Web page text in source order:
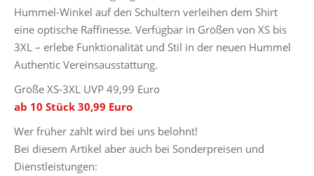
Hummel-Winkel auf den Schultern verleihen dem Shirt
eine optische Raffinesse. Verfügbar in Größen von XS bis
3XL – erlebe Funktionalität und Stil in der neuen Hummel
Authentic Vereinsausstattung.
Größe XS-3XL UVP 49,99 Euro
ab 10 Stück 30,99 Euro
Wer früher zahlt wird bei uns belohnt!
Bei diesem Artikel aber auch bei Sonderpreisen und
Dienstleistungen: